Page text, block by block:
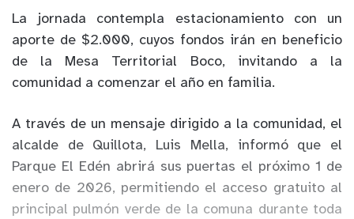
La jornada contempla estacionamiento con un
aporte de $2.000, cuyos fondos irán en beneficio
de la Mesa Territorial Boco, invitando a la
comunidad a comenzar el año en familia.
A través de un mensaje dirigido a la comunidad, el
alcalde de Quillota, Luis Mella, informó que el
Parque El Edén abrirá sus puertas el próximo 1 de
enero de 2026, permitiendo el acceso gratuito al
principal pulmón verde de la comuna durante toda